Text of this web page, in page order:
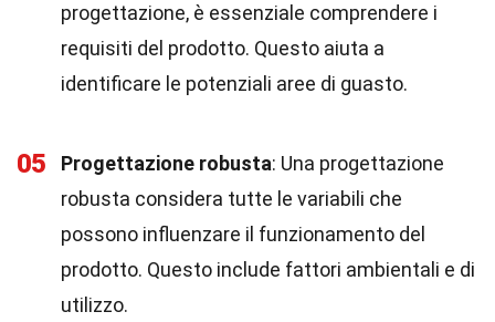
progettazione, è essenziale comprendere i
requisiti del prodotto. Questo aiuta a
identificare le potenziali aree di guasto.
05 Progettazione robusta: Una progettazione
robusta considera tutte le variabili che
possono influenzare il funzionamento del
prodotto. Questo include fattori ambientali e di
utilizzo.